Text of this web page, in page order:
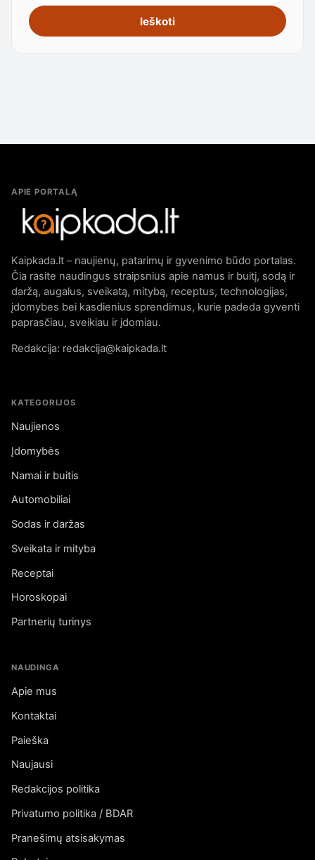
Ieškoti
APIE PORTALĄ
Kaipkada.lt – naujienų, patarimų ir gyvenimo būdo portalas.
Čia rasite naudingus straipsnius apie namus ir buitį, sodą ir
daržą, augalus, sveikatą, mitybą, receptus, technologijas,
įdomybes bei kasdienius sprendimus, kurie padeda gyventi
paprasčiau, sveikiau ir įdomiau.
Redakcija: redakcija@kaipkada.lt
KATEGORIJOS
Naujienos
Įdomybės
Namai ir buitis
Automobiliai
Sodas ir daržas
Sveikata ir mityba
Receptai
Horoskopai
Partnerių turinys
NAUDINGA
Apie mus
Kontaktai
Paieška
Naujausi
Redakcijos politika
Privatumo politika / BDAR
Pranešimų atsisakymas